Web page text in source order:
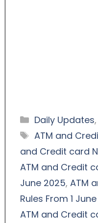
Daily Updates,
ATM and
and Credit card
ATM and Credit
June 2025, ATM
Rules From 1
ATM and Credit